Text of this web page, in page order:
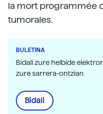
la mort programmée
tumorales.
BULETINA
Bidali zure helbide
zure sarrera-ontzian
Bidali